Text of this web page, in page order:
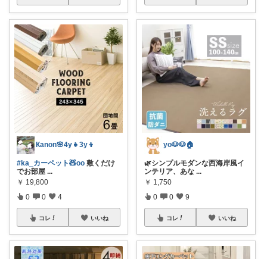
Кanon🌸4y👧3y👦
#ka_カーペット🧸oo 敷くだけ
でお部屋 ...
￥ 19,800
0 0 4
コレ いいね
yo🐶🐶🏠
🌿シンプルモダンな西海岸風イ
ンテリア、あな ...
￥ 1,750
0 0 9
コレ いいね